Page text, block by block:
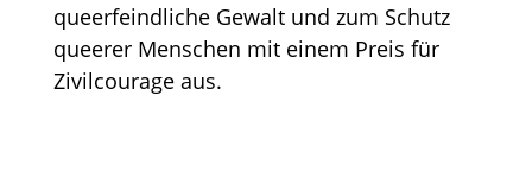
queerfeindliche Gewalt und zum Schutz
queerer Menschen mit einem Preis für
Zivilcourage aus.